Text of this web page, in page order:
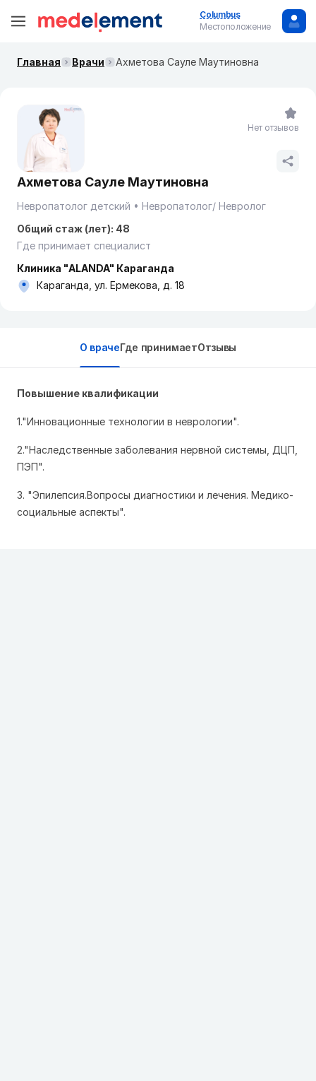
Columbus
Местоположение
Главная Врачи Ахметова Сауле Маутиновна
Ахметова Сауле Маутиновна
Невропатолог детский
Невропатолог/ Невролог
Общий стаж (лет): 48
Где принимает специалист
Клиника "ALANDA" Караганда
Караганда, ул. Ермекова, д. 18
Нет отзывов
О врачеГде принимаетОтзывы
Повышение квалификации
1."Инновационные технологии в неврологии".
2."Наследственные заболевания нервной системы, ДЦП,
ПЭП".
3. "Эпилепсия.Вопросы диагностики и лечения. Медико-
социальные аспекты".